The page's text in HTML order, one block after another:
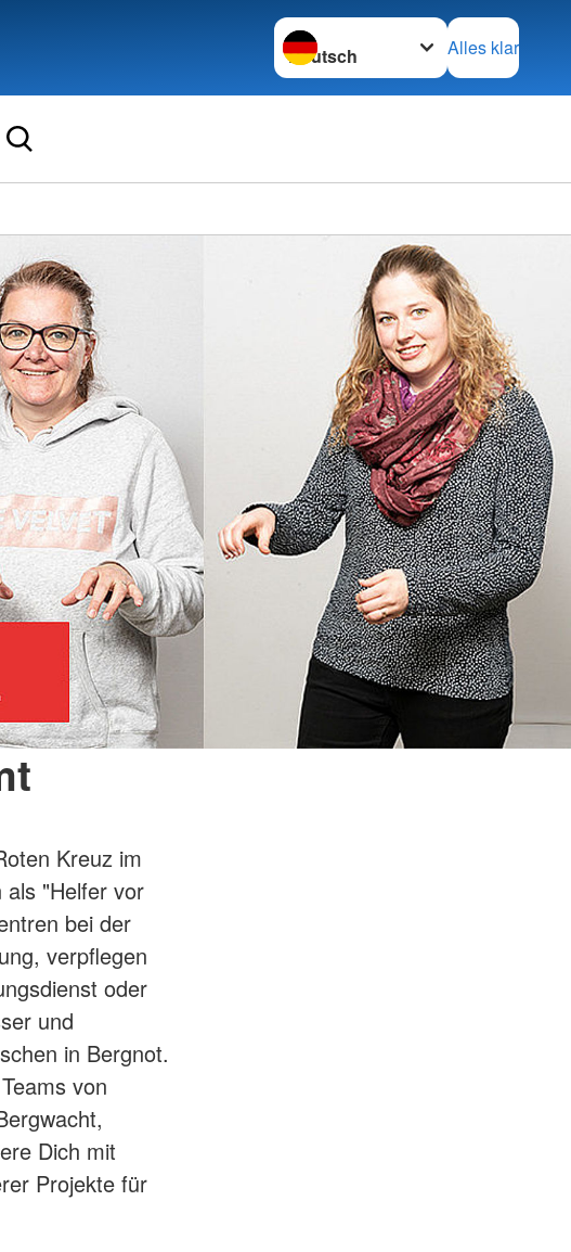
Sprache wechseln zu
Alles klar
Kreuz im
als "Helfer vor
bei der
verpflegen
oder
und
in Bergnot.
von
Dich mit
Projekte für